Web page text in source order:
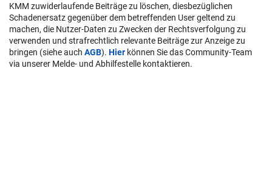
KMM zuwiderlaufende Beiträge zu löschen, diesbezüglichen
Schadenersatz gegenüber dem betreffenden User geltend zu
machen, die Nutzer-Daten zu Zwecken der Rechtsverfolgung zu
verwenden und strafrechtlich relevante Beiträge zur Anzeige zu
bringen (siehe auch AGB). Hier können Sie das Community-Team
via unserer Melde- und Abhilfestelle kontaktieren.